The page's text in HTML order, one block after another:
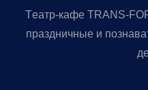
Tеатр-кафе TRANS-
праздничные и